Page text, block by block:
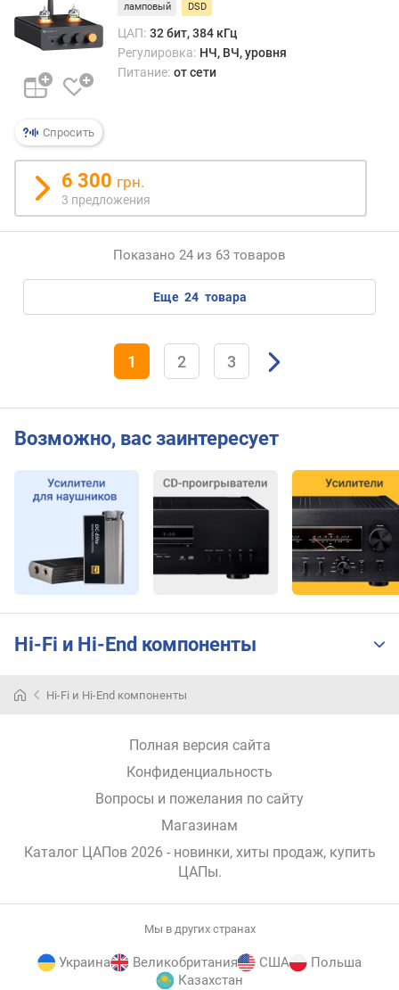
C
A
/
L
(
м
В
)
в
н
п
д
н
с
A
/
X
R
к
о
о
а
Спросить
ламповый DSD
ЦАП: 32 бит, 384 кГц
Регулировка: НЧ, ВЧ, уровня
Питание: от сети
6 300 грн.
3 предложения
Показано 24 из 63 товаров
еще 24 товара
1 2 3
Возможно, вас заинтересует
Hi-Fi и Hi-End компоненты
Hi-Fi и Hi-End компоненты
Полная версия сайта
Конфиденциальность
Вопросы и пожелания по сайту
Магазинам
Каталог ЦАПов 2026 - новинки, хиты продаж, купить
ЦАПы.
Мы в других странах
Украина Великобритания США
Польша
Казахстан